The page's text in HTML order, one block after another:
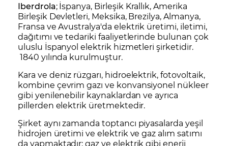
Iberdrola; İspanya, Birleşik Krallık, Amerika
Birleşik Devletleri, Meksika, Brezilya, Almanya,
Fransa ve Avustralya'da elektrik üretimi, iletimi,
dağıtımı ve tedariki faaliyetlerinde bulunan çok
uluslu İspanyol elektrik hizmetleri şirketidir.
1840 yılında kurulmuştur.
Kara ve deniz rüzgarı, hidroelektrik, fotovoltaik,
kombine çevrim gazı ve konvansiyonel nükleer
gibi yenilenebilir kaynaklardan ve ayrıca
pillerden elektrik üretmektedir.
Şirket aynı zamanda toptancı piyasalarda yeşil
hidrojen üretimi ve elektrik ve gaz alım satımı
da yapmaktadır; gaz ve elektrik gibi enerji